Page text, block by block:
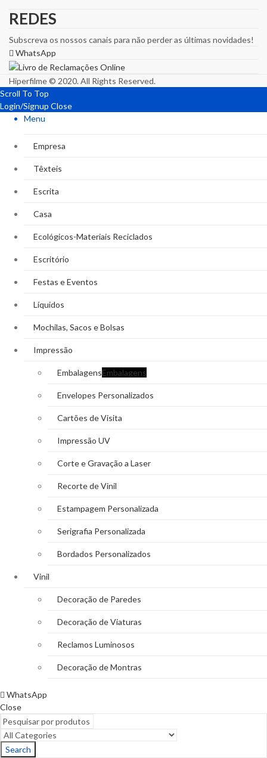
REDES
Subscreva os nossos canais para não perder as últimas novidades!
WhatsApp
Hiperfilme © 2020. All Rights Reserved.
Scroll To Top
Login/Signup Close
Menu
Empresa
Têxteis
Escrita
Casa
Ecológicos-Materiais Reciclados
Escritório
Festas e Eventos
Líquidos
Mochilas, Sacos e Bolsas
Impressão
EmbalagensEmbalagens
Envelopes Personalizados
Cartões de Visita
Impressão UV
Corte e Gravação a Laser
Recorte de Vinil
Estampagem Personalizada
Serigrafia Personalizada
Bordados Personalizados
Vinil
Decoração de Paredes
Decoração de Viaturas
Reclamos Luminosos
Decoração de Montras
WhatsApp
Close
Search